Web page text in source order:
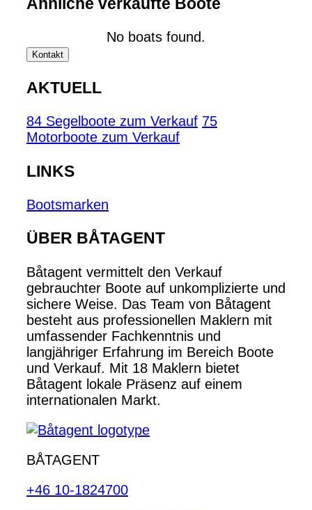
No boats found.
Kontakt
AKTUELL
84 Segelboote zum Verkauf 75
Motorboote zum Verkauf
LINKS
Bootsmarken
ÜBER BÅTAGENT
Båtagent vermittelt den Verkauf
gebrauchter Boote auf unkomplizierte und
sichere Weise. Das Team von Båtagent
besteht aus professionellen Maklern mit
umfassender Fachkenntnis und
langjähriger Erfahrung im Bereich Boote
und Verkauf. Mit 18 Maklern bietet
Båtagent lokale Präsenz auf einem
internationalen Markt.
BÅTAGENT
+46 10-1824700